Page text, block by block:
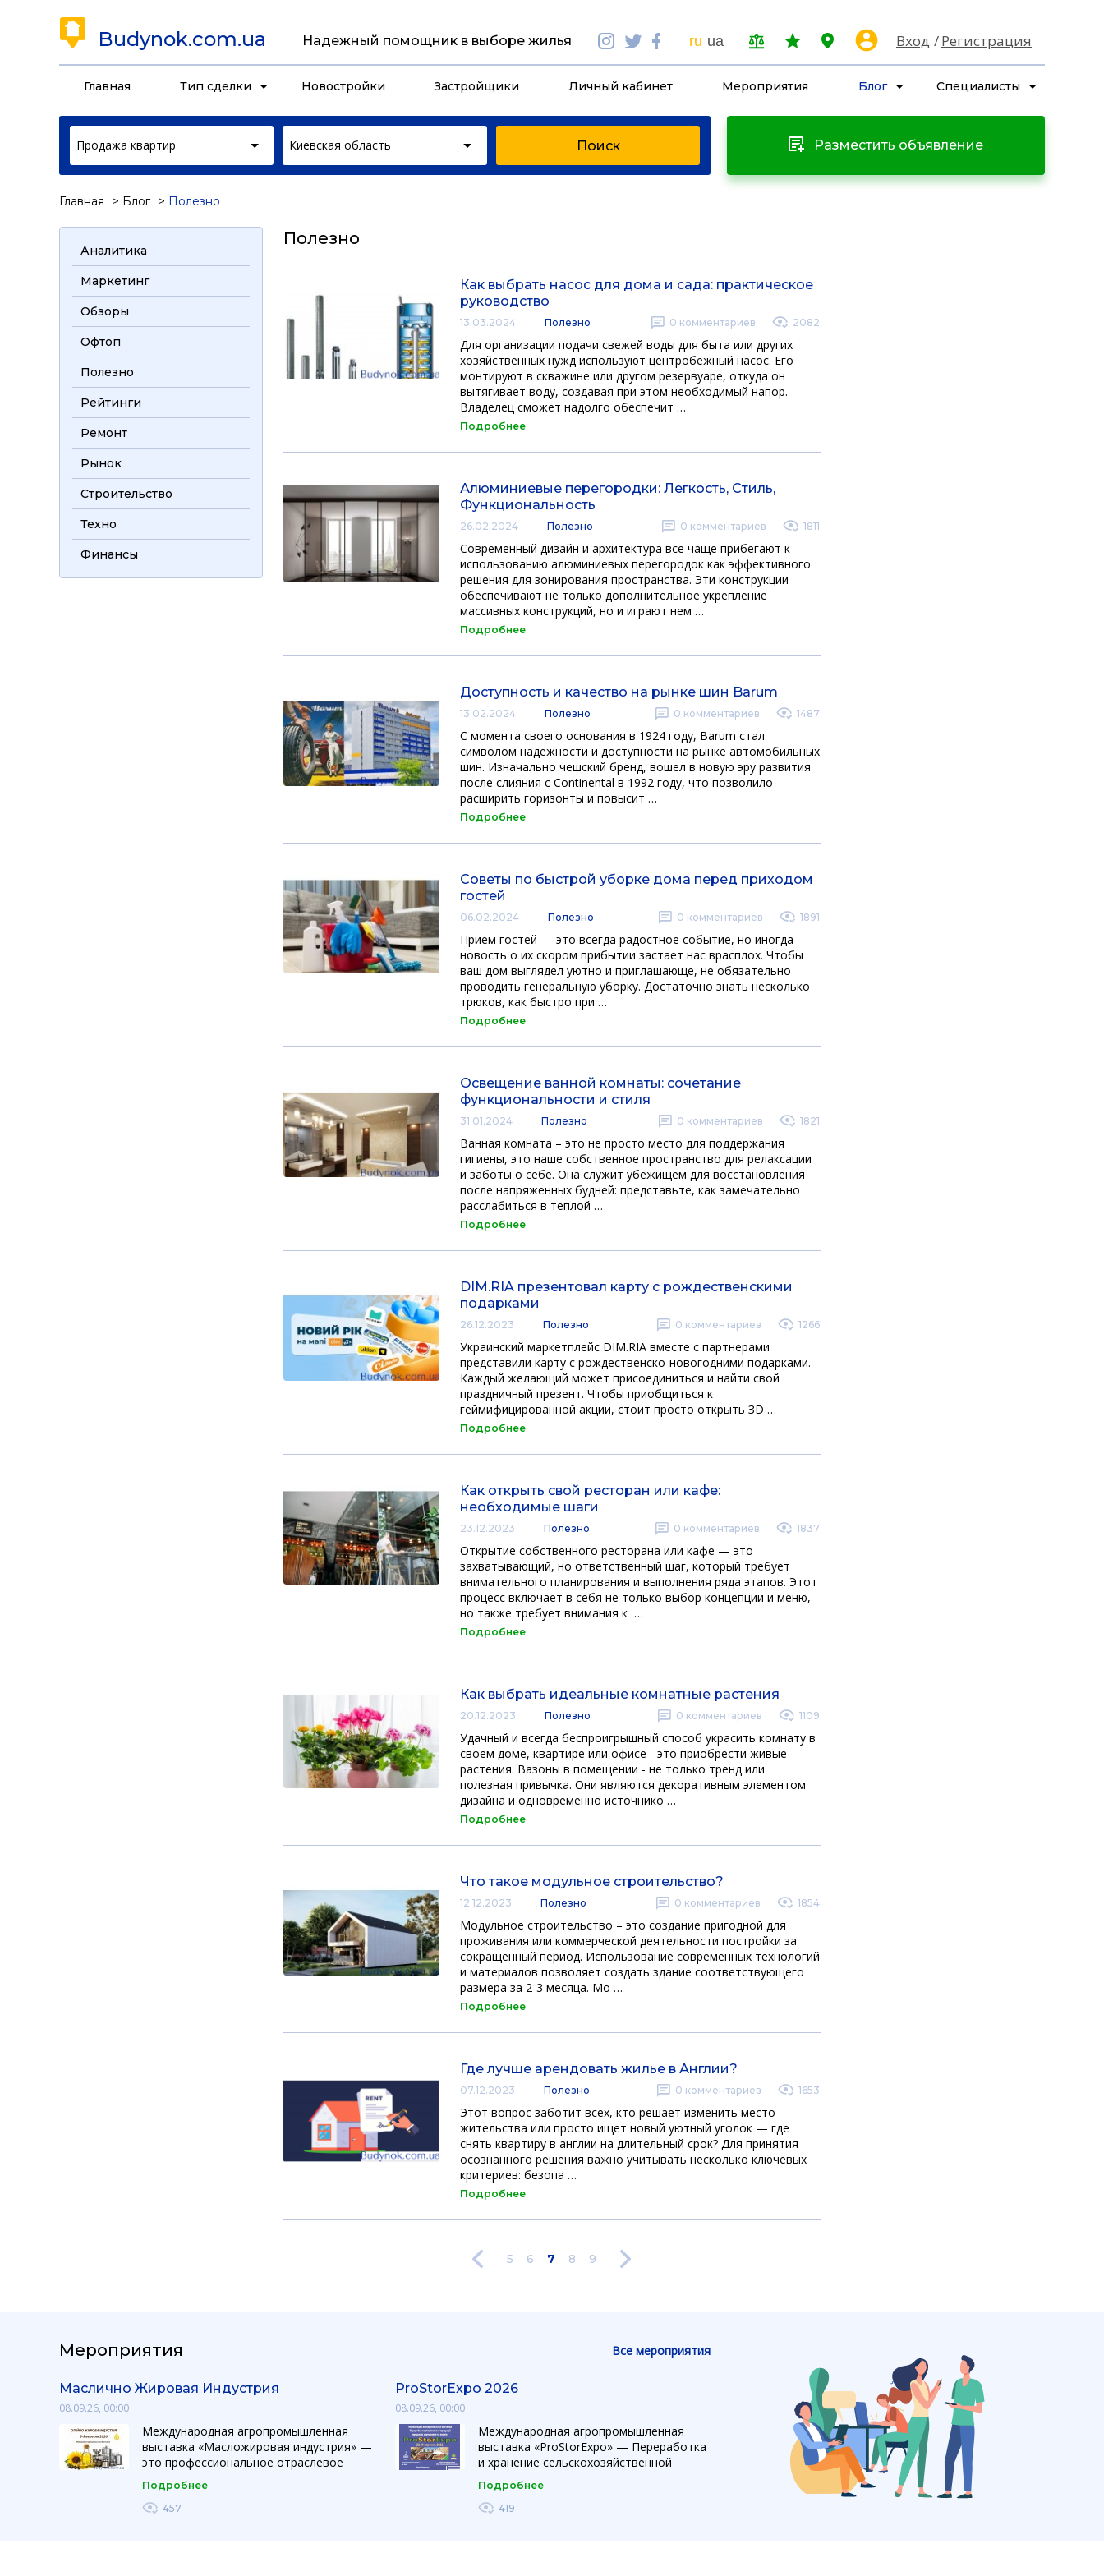
Budynok.com.ua Надежный помощник в выборе жилья ru ua Вход Регистрация
Главная Тип сделки Новостройки Застройщики Личный кабинет Мероприятия Блог Специалисты
Продажа квартир Киевская область Разместить объявление
Главная Блог Полезно
Полезно
Как выбрать насос для дома и сада: практическое
руководство
13.03.2024 Полезно 0 комментариев 2082
Для организации подачи свежей воды для быта или других
хозяйственных нужд используют центробежный насос. Его
монтируют в скважине или другом резервуаре, откуда он
вытягивает воду, создавая при этом необходимый напор.
Владелец сможет надолго обеспечит …
Подробнее
Алюминиевые перегородки: Легкость, Стиль,
Функциональность
26.02.2024 Полезно 0 комментариев 1811
Современный дизайн и архитектура все чаще прибегают к
использованию алюминиевых перегородок как эффективного
решения для зонирования пространства. Эти конструкции
обеспечивают не только дополнительное укрепление
массивных конструкций, но и играют нем …
Подробнее
Доступность и качество на рынке шин Barum
13.02.2024 Полезно 0 комментариев 1487
С момента своего основания в 1924 году, Barum стал
символом надежности и доступности на рынке автомобильных
шин. Изначально чешский бренд, вошел в новую эру развития
после слияния с Continental в 1992 году, что позволило
расширить горизонты и повысит …
Подробнее
Советы по быстрой уборке дома перед приходом
гостей
06.02.2024 Полезно 0 комментариев 1891
Прием гостей — это всегда радостное событие, но иногда
новость о их скором прибытии застает нас врасплох. Чтобы
ваш дом выглядел уютно и приглашающе, не обязательно
проводить генеральную уборку. Достаточно знать несколько
трюков, как быстро при …
Подробнее
Освещение ванной комнаты: сочетание
функциональности и стиля
31.01.2024 Полезно 0 комментариев 1821
Ванная комната – это не просто место для поддержания
гигиены, это наше собственное пространство для релаксации
и заботы о себе. Она служит убежищем для восстановления
после напряженных будней: представьте, как замечательно
расслабиться в теплой …
Подробнее
DIM.RIA презентовал карту с рождественскими
подарками
26.12.2023 Полезно 0 комментариев 1266
Украинский маркетплейс DIM.RIA вместе с партнерами
представили карту с рождественско-новогодними подарками.
Каждый желающий может присоединиться и найти свой
праздничный презент. Чтобы приобщиться к
геймифицированной акции, стоит просто открыть ЗD …
Подробнее
Как открыть свой ресторан или кафе:
необходимые шаги
23.12.2023 Полезно 0 комментариев 1837
Открытие собственного ресторана или кафе — это
захватывающий, но ответственный шаг, который требует
внимательного планирования и выполнения ряда этапов. Этот
процесс включает в себя не только выбор концепции и меню,
но также требует внимания к …
Подробнее
Как выбрать идеальные комнатные растения
20.12.2023 Полезно 0 комментариев 1109
Удачный и всегда беспроигрышный способ украсить комнату в
своем доме, квартире или офисе - это приобрести живые
растения. Вазоны в помещении - не только тренд или
полезная привычка. Они являются декоративным элементом
дизайна и одновременно источнико …
Подробнее
Что такое модульное строительство?
12.12.2023 Полезно 0 комментариев 1854
Модульное строительство – это создание пригодной для
проживания или коммерческой деятельности постройки за
сокращенный период. Использование современных технологий
и материалов позволяет создать здание соответствующего
размера за 2-3 месяца. Мо …
Подробнее
Где лучше арендовать жилье в Англии?
07.12.2023 Полезно 0 комментариев 1653
Этот вопрос заботит всех, кто решает изменить место
жительства или просто ищет новый уютный уголок — где
снять квартиру в англии на длительный срок? Для принятия
осознанного решения важно учитывать несколько ключевых
критериев: безопа …
Подробнее
5 6 7 8 9
Аналитика
Маркетинг
Обзоры
Офтоп
Полезно
Рейтинги
Ремонт
Рынок
Строительство
Техно
Финансы
Мероприятия Все мероприятия
Маслично Жировая Индустрия
08.09.26, 00:00
Международная агропромышленная
выставка «Масложировая индустрия» —
это профессиональное отраслевое
мероприятие, объединяющее
производителей, поставщиков
оборудования, технологий и
Подробнее
457
ProStorExpo 2026
08.09.26, 00:00
Международная агропромышленная
выставка «ProStorExpo» — Переработка
и хранение сельскохозяйственной
продукции, продуктов питания и
напитков — это современная
профессиональная платформа для
Подробнее
419